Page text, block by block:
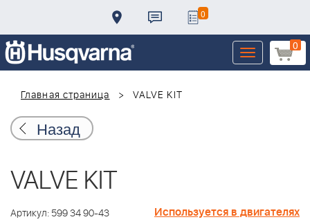
0
0
Toggle
navigation
Главная страница
VALVE KIT
Назад
VALVE KIT
Артикул: 599 34 90-43 Используется в двигателях